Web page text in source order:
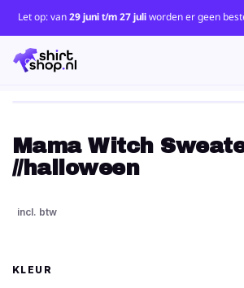
Let op: van29 juni t/m 27 juliworden er geen
Mama Witch
//halloween